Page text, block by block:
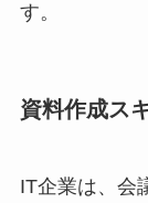
す。
資料作成ス
IT企業は、会